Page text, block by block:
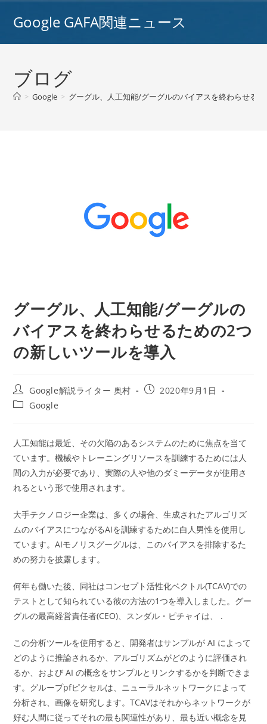
Google GAFA関連ニュース
ブログ
> Google > グーグル、人工知能/グーグルのバイアスを終わらせる
グーグル、人工知能/グーグルの
バイアスを終わらせるための2つ
の新しいツールを導入
投
稿
者:
Google解説ライター 奥村
投
2020年9月1日
投
テ
ゴ
リ
ー:
Google
人工知能は最近、その欠陥のあるシステムのために焦点を当て
ています。機械やトレーニングリソースを訓練するためには人
間の入力が必要であり、実際の人や他のダミーデータが使用さ
れるという形で使用されます。
大手テクノロジー企業は、多くの場合、生成されたアルゴリズ
ムのバイアスにつながるAIを訓練するために白人男性を使用し
ています。AIモノリスグーグルは、このバイアスを排除するた
めの努力を披露します。
何年も働いた後、同社はコンセプト活性化ベクトル(TCAV)での
テストとして知られている彼の方法の1つを導入しました。グー
グルの最高経営責任者(CEO)、スンダル・ピチャイは、 .
この分析ツールを使用すると、開発者はサンプルが AI によって
どのように推論されるか、アルゴリズムがどのように評価され
るか、および AI の概念をサンプルとリンクするかを判断できま
す。グループpfピクセルは、ニューラルネットワークによって
分析され、画像を研究します。TCAVはそれからネットワークが
好む人間に従ってそれの最も関連性があり、最も近い概念を見